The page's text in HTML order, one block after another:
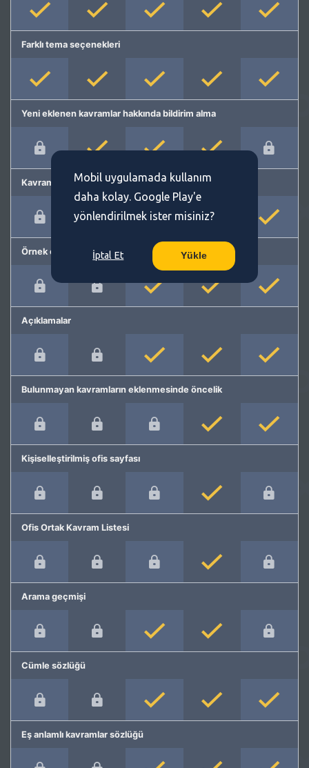
Farklı tema seçenekleri
Yeni eklenen kavramlar hakkında bildirim alma
Kavram önerme
Örnek cümleler
Açıklamalar
Bulunmayan kavramların eklenmesinde öncelik
Kişiselleştirilmiş ofis sayfası
Ofis Ortak Kavram Listesi
Arama geçmişi
Cümle sözlüğü
Eş anlamlı kavramlar sözlüğü
Mobil uygulamada kullanım
daha kolay. Google Play'e
yönlendirilmek ister misiniz?
İptal Et Yükle